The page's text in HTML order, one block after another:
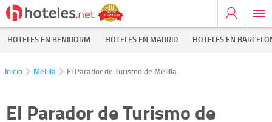
HOTELES EN BENIDORM HOTELES EN MADRID HOTELES EN
Inicio Melilla El Parador de Turismo de Melilla
El Parador de Turismo de